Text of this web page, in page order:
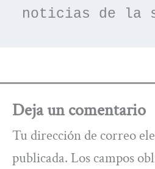
noticias de la
Deja un comentario
Tu dirección de correo
publicada. Los campos